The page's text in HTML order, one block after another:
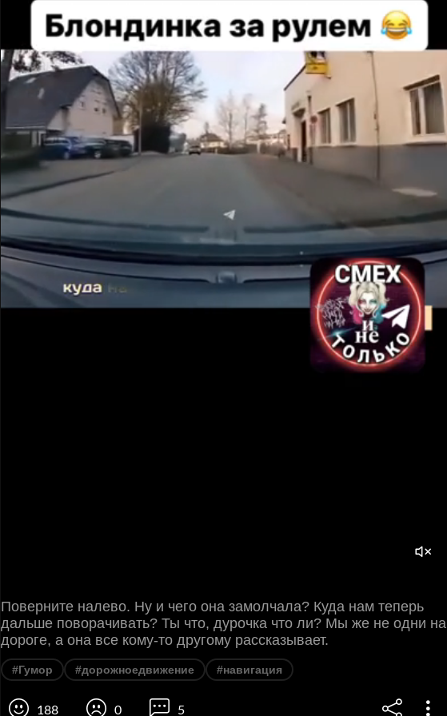
Поверните налево. Ну и чего она замолчала? Куда нам теперь
дальше поворачивать? Ты что, дурочка что ли? Мы же не одни на
дороге, а она все кому-то другому рассказывает.
#Гумор #дорожноедвижение #навигация
188 0 5